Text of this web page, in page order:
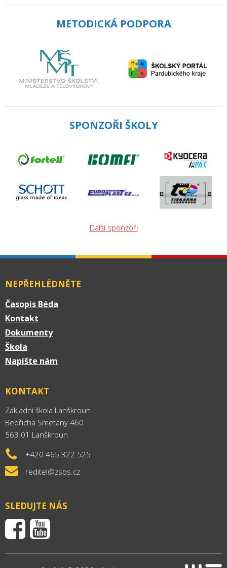
METODICKÁ PODPORA
SPONZOŘI ŠKOLY
Další sponzoři
NEPŘEHLÉDNĚTE
Časopis Béda
Kontakt
Dokumenty
Škola
Napište nám
KONTAKT
Základní škola Lanškroun
Bedřicha Smetany 460
563 01 Lanškroun
+420 465 322 525
reditel@zsbs.cz
SLEDUJTE NÁS